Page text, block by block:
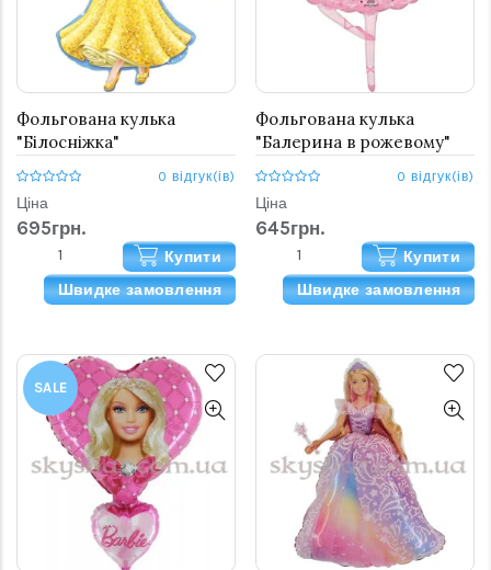
Фольгована кулька
"Білосніжка"
0 відгук(ів)
Ціна
695грн.
Купити
Швидке замовлення
Фольгована кулька
"Балерина в рожевому"
0 відгук(ів)
Ціна
645грн.
Купити
Швидке замовлення
SALE